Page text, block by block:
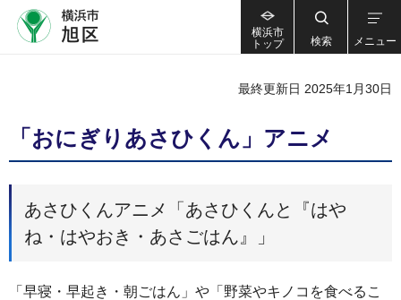
横浜市
トップ
検索 メニュー
最終更新日 2025年1月30日
「おにぎりあさひくん」アニメ
あさひくんアニメ「あさひくんと『はや
ね・はやおき・あさごはん』」
「早寝・早起き・朝ごはん」や「野菜やキノコを食べるこ